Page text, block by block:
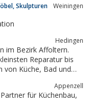
Skulpturen
Weiningen
Hedingen
im Bezirk Affoltern.
Reparatur bis
Bad und
Appenzell
für Küchenbau,